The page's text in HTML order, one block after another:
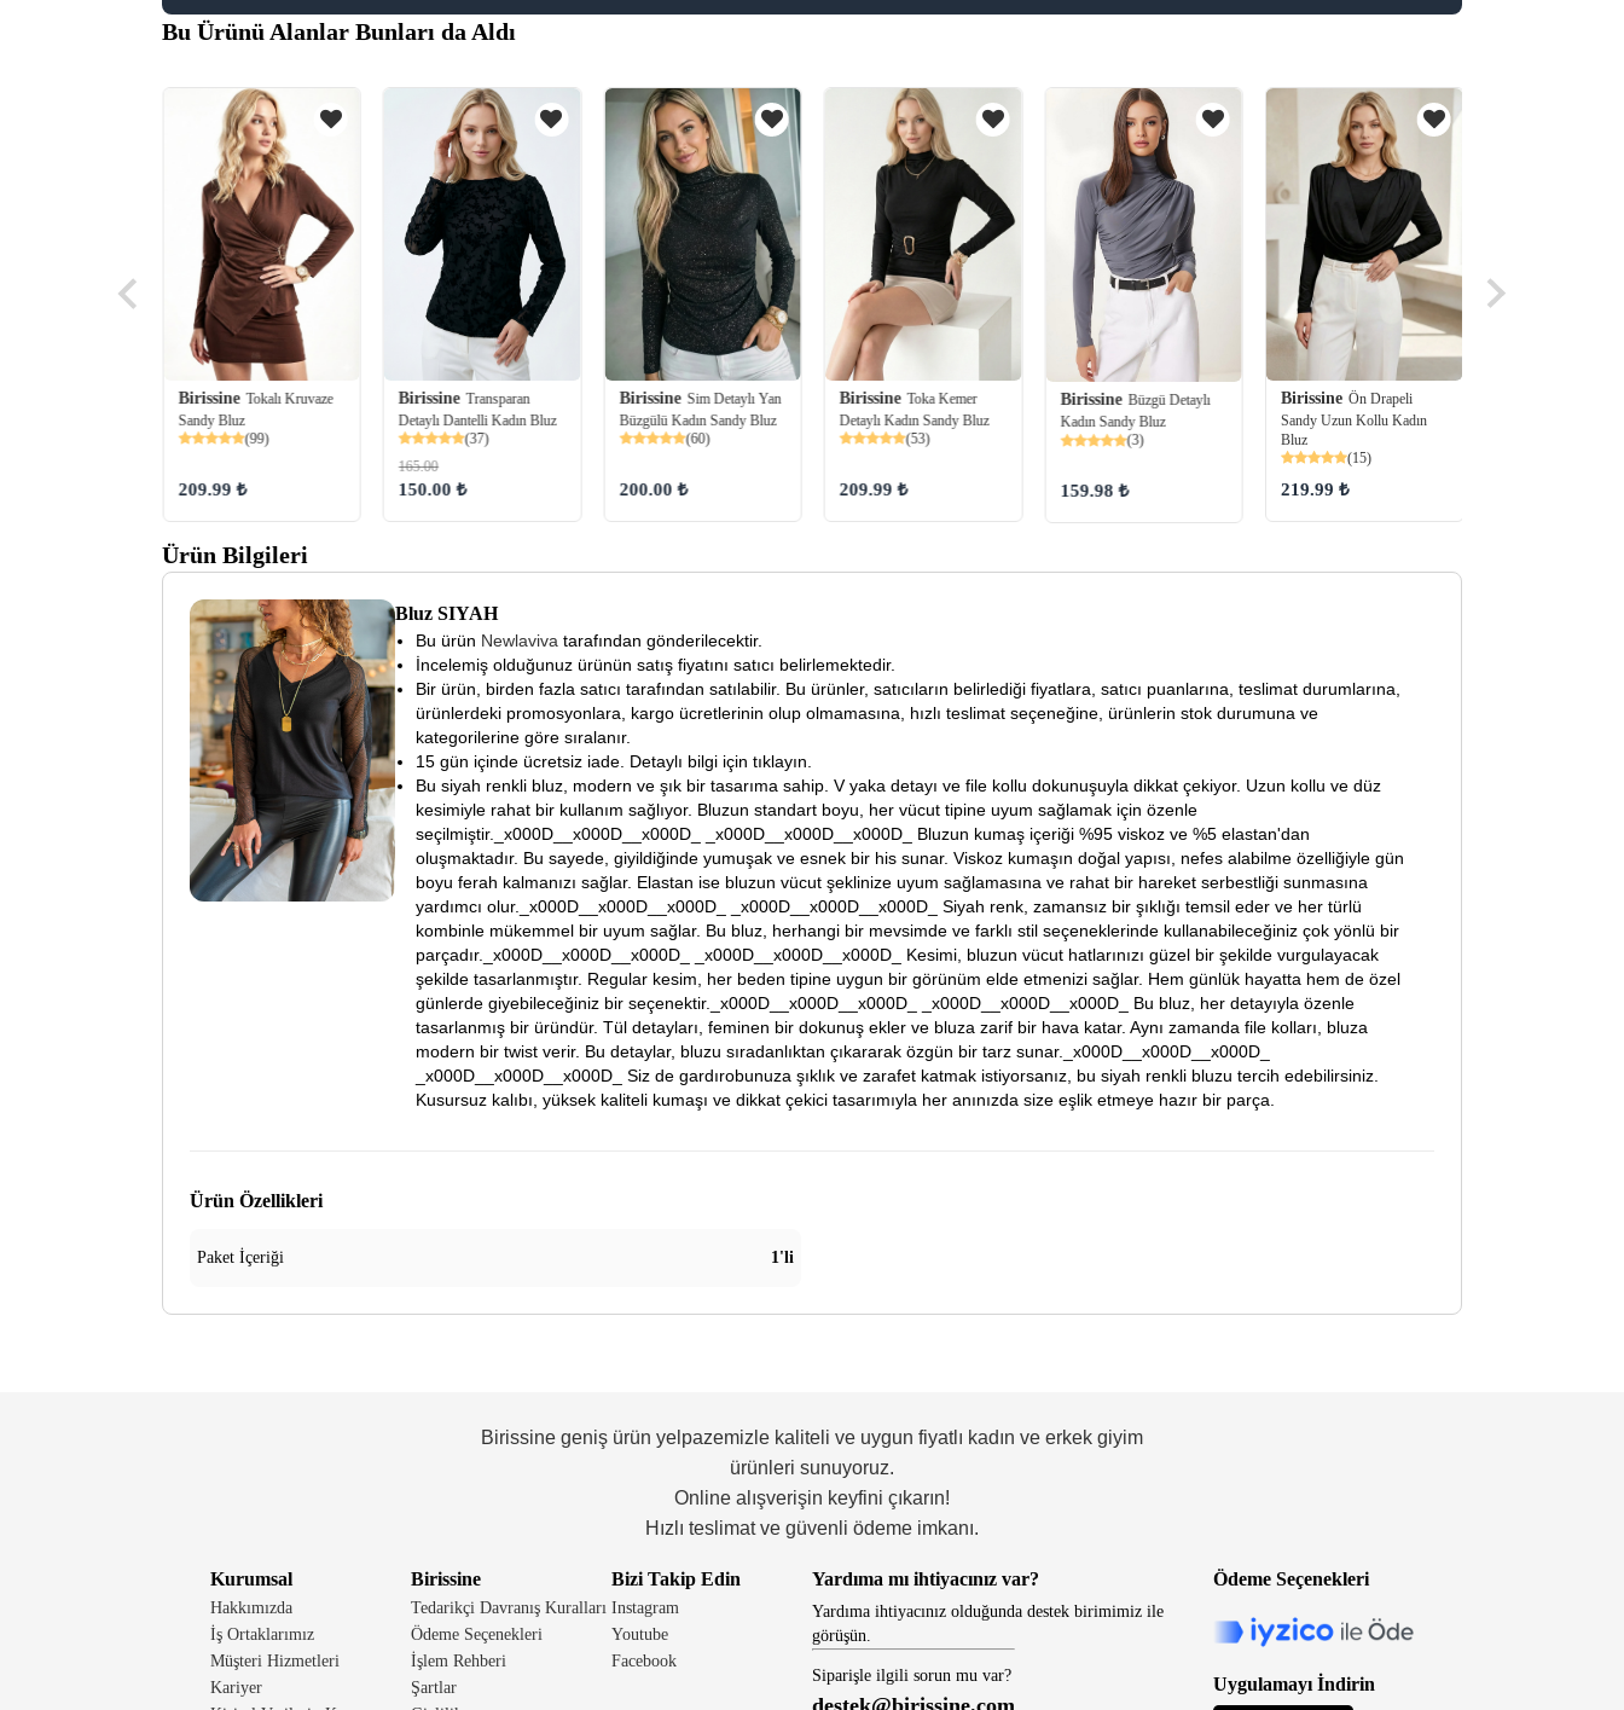
Bu Ürünü Alanlar Bunları da Aldı
Birissine Tokalı Kruvaze
Sandy Bluz
(99)
209.99 ₺
Birissine Transparan
Detaylı Dantelli Kadın Bluz
(37)
165.00
150.00 ₺
Birissine Sim Detaylı Yan
Büzgülü Kadın Sandy Bluz
(60)
200.00 ₺
Birissine Toka Kemer
Detaylı Kadın Sandy Bluz
(53)
209.99 ₺
Birissine Büzgü Detaylı
Kadın Sandy Bluz
(3)
159.98 ₺
Birissine Ön Drapeli
Sandy Uzun Kollu Kadın
Bluz
(15)
219.99 ₺
Ürün Bilgileri
Bluz SIYAH
Bu ürün Newlavivatarafından gönderilecektir.
İncelemiş olduğunuz ürünün satış fiyatını satıcı belirlemektedir.
Bir ürün, birden fazla satıcı tarafından satılabilir. Bu ürünler, satıcıların belirlediği fiyatlara, satıcı puanlarına, teslimat durumlarına,
ürünlerdeki promosyonlara, kargo ücretlerinin olup olmamasına, hızlı teslimat seçeneğine, ürünlerin stok durumuna ve
kategorilerine göre sıralanır.
15 gün içinde ücretsiz iade. Detaylı bilgi için tıklayın.
Bu siyah renkli bluz, modern ve şık bir tasarıma sahip. V yaka detayı ve file kollu dokunuşuyla dikkat çekiyor. Uzun kollu ve düz
kesimiyle rahat bir kullanım sağlıyor. Bluzun standart boyu, her vücut tipine uyum sağlamak için özenle
seçilmiştir._x000D__x000D__x000D_ _x000D__x000D__x000D_ Bluzun kumaş içeriği %95 viskoz ve %5 elastan'dan
oluşmaktadır. Bu sayede, giyildiğinde yumuşak ve esnek bir his sunar. Viskoz kumaşın doğal yapısı, nefes alabilme özelliğiyle gün
boyu ferah kalmanızı sağlar. Elastan ise bluzun vücut şeklinize uyum sağlamasına ve rahat bir hareket serbestliği sunmasına
yardımcı olur._x000D__x000D__x000D_ _x000D__x000D__x000D_ Siyah renk, zamansız bir şıklığı temsil eder ve her türlü
kombinle mükemmel bir uyum sağlar. Bu bluz, herhangi bir mevsimde ve farklı stil seçeneklerinde kullanabileceğiniz çok yönlü bir
parçadır._x000D__x000D__x000D_ _x000D__x000D__x000D_ Kesimi, bluzun vücut hatlarınızı güzel bir şekilde vurgulayacak
şekilde tasarlanmıştır. Regular kesim, her beden tipine uygun bir görünüm elde etmenizi sağlar. Hem günlük hayatta hem de özel
günlerde giyebileceğiniz bir seçenektir._x000D__x000D__x000D_ _x000D__x000D__x000D_ Bu bluz, her detayıyla özenle
tasarlanmış bir üründür. Tül detayları, feminen bir dokunuş ekler ve bluza zarif bir hava katar. Aynı zamanda file kolları, bluza
modern bir twist verir. Bu detaylar, bluzu sıradanlıktan çıkararak özgün bir tarz sunar._x000D__x000D__x000D_
_x000D__x000D__x000D_ Siz de gardırobunuza şıklık ve zarafet katmak istiyorsanız, bu siyah renkli bluzu tercih edebilirsiniz.
Kusursuz kalıbı, yüksek kaliteli kumaşı ve dikkat çekici tasarımıyla her anınızda size eşlik etmeye hazır bir parça.
Ürün Özellikleri
Paket İçeriği 1'li
Birissine geniş ürün yelpazemizle kaliteli ve uygun fiyatlı kadın ve erkek giyim
ürünleri sunuyoruz.
Online alışverişin keyfini çıkarın!
Hızlı teslimat ve güvenli ödeme imkanı.
Kurumsal
Hakkımızda
İş Ortaklarımız
Müşteri Hizmetleri
Kariyer
Birissine
Tedarikçi Davranış Kuralları
Ödeme Seçenekleri
İşlem Rehberi
Şartlar
Bizi Takip Edin
Instagram
Youtube
Facebook
Yardıma mı ihtiyacınız var?
Yardıma ihtiyacınız olduğunda destek birimimiz ile
görüşün.
Siparişle ilgili sorun mu var?
Ödeme Seçenekleri
Uygulamayı İndirin